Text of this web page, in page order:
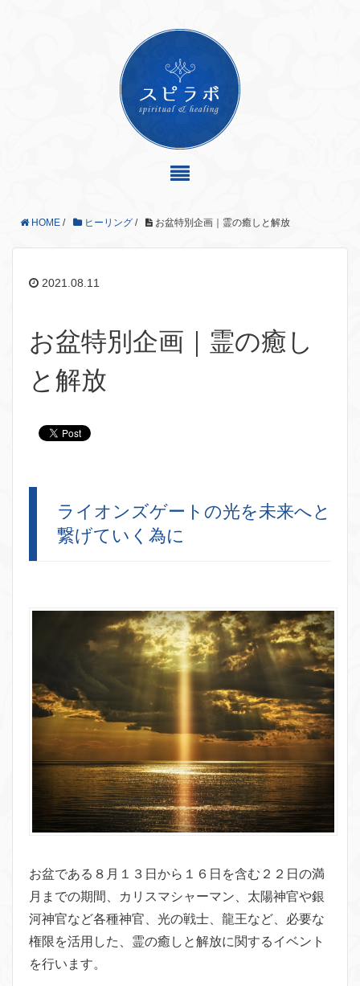
HOME / ヒーリング / お盆特別企画｜霊の癒しと解放
2021.08.11
お盆特別企画｜霊の癒し
と解放
ライオンズゲートの光を未来へと
繋げていく為に
お盆である８月１３日から１６日を含む２２日の満
月までの期間、カリスマシャーマン、太陽神官や銀
河神官など各種神官、光の戦士、龍王など、必要な
権限を活用した、霊の癒しと解放に関するイベント
を行います。